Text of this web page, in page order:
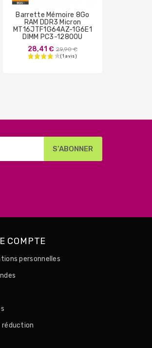
Barrette Mémoire 8Go
RAM DDR3 Micron
MT16JTF1G64AZ-1G6E1
DIMM PC3-12800U
28,41 € Prix
de
29,90 €
COMPTE
personnelles
réduction